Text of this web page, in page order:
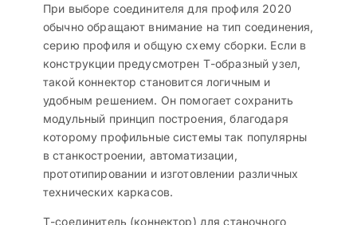
При выборе соединителя для профиля 2020
обычно обращают внимание на тип соединения,
серию профиля и общую схему сборки. Если в
конструкции предусмотрен Т-образный узел,
такой коннектор становится логичным и
удобным решением. Он помогает сохранить
модульный принцип построения, благодаря
которому профильные системы так популярны
в станкостроении, автоматизации,
прототипировании и изготовлении различных
технических каркасов.
Т-соединитель (коннектор) для станочного